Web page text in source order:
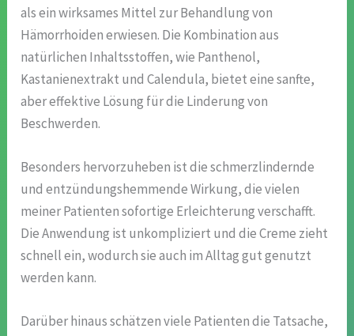
als ein wirksames Mittel zur Behandlung von
Hämorrhoiden erwiesen. Die Kombination aus
natürlichen Inhaltsstoffen, wie Panthenol,
Kastanienextrakt und Calendula, bietet eine sanfte,
aber effektive Lösung für die Linderung von
Beschwerden.
Besonders hervorzuheben ist die schmerzlindernde
und entzündungshemmende Wirkung, die vielen
meiner Patienten sofortige Erleichterung verschafft.
Die Anwendung ist unkompliziert und die Creme zieht
schnell ein, wodurch sie auch im Alltag gut genutzt
werden kann.
Darüber hinaus schätzen viele Patienten die Tatsache,